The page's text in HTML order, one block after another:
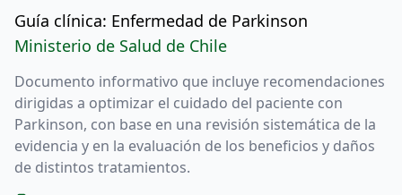
Guía clínica: Enfermedad de Parkinson
Ministerio de Salud de Chile
Documento informativo que incluye recomendaciones
dirigidas a optimizar el cuidado del paciente con
Parkinson, con base en una revisión sistemática de la
evidencia y en la evaluación de los beneficios y daños
de distintos tratamientos.